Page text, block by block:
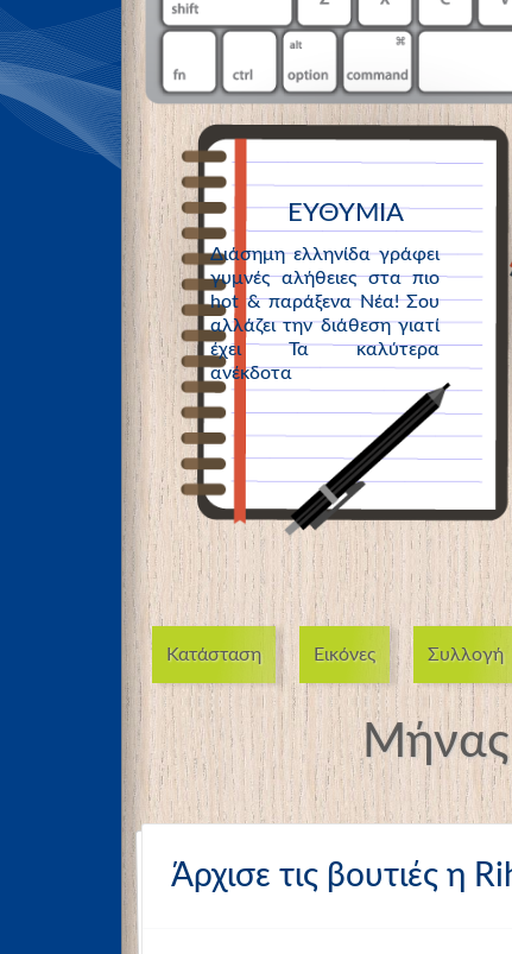
ΕΥΘΥΜΙΑ
Διάσημη ελληνίδα γράφει
γυμνές αλήθειες στα πιο
hot & παράξενα Νέα! Σου
αλλάζει την διάθεση γιατί
έχει Τα καλύτερα
ανέκδοτα
Κατάσταση Εικόνες Συλλογή
Άρχισε τις βουτιές η